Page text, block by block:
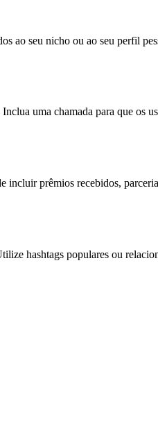
ao seu nicho ou ao seu perfil
uma chamada para que os
prêmios recebidos,
hashtags populares ou